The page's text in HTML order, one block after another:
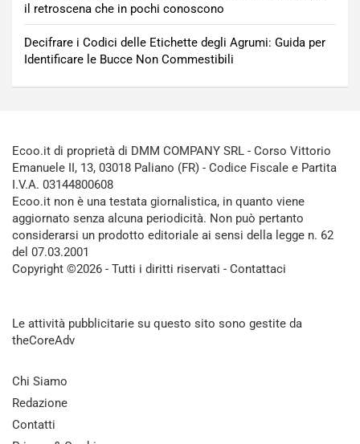
il retroscena che in pochi conoscono
Decifrare i Codici delle Etichette degli Agrumi: Guida per
Identificare le Bucce Non Commestibili
Ecoo.it di proprietà di DMM COMPANY SRL - Corso Vittorio
Emanuele II, 13, 03018 Paliano (FR) - Codice Fiscale e Partita
I.V.A. 03144800608
Ecoo.it non è una testata giornalistica, in quanto viene
aggiornato senza alcuna periodicità. Non può pertanto
considerarsi un prodotto editoriale ai sensi della legge n. 62
del 07.03.2001
Copyright ©2026 - Tutti i diritti riservati - Contattaci
Le attività pubblicitarie su questo sito sono gestite da
theCoreAdv
Chi Siamo
Redazione
Contatti